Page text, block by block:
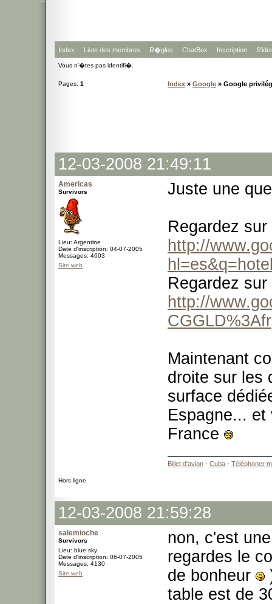
Index Liste des membres R�gles ChatBox Inscription
Vous n'�tes pas identifi�.
Pages: 1 Index » Google » Google
12-03-2008 21:49:11
Americas
Survivors
Lieu: Argentine
Date d'inscription: 04-07-2005
Messages: 4603
Site web
Juste une
Regardez
http://
Regardez
http://
CGGLD%3Afr
Maintenant
droite sur les
surface
Espagne...
France
Billet d'avion - Cuba - Téléphoner
Hors ligne
12-03-2008 21:59:28
salemioche
Survivors
Lieu: blue sky
Date d'inscription: 06-07-2005
Messages: 4130
Site web
non, c'est
regardes le
de bonheur
table est de